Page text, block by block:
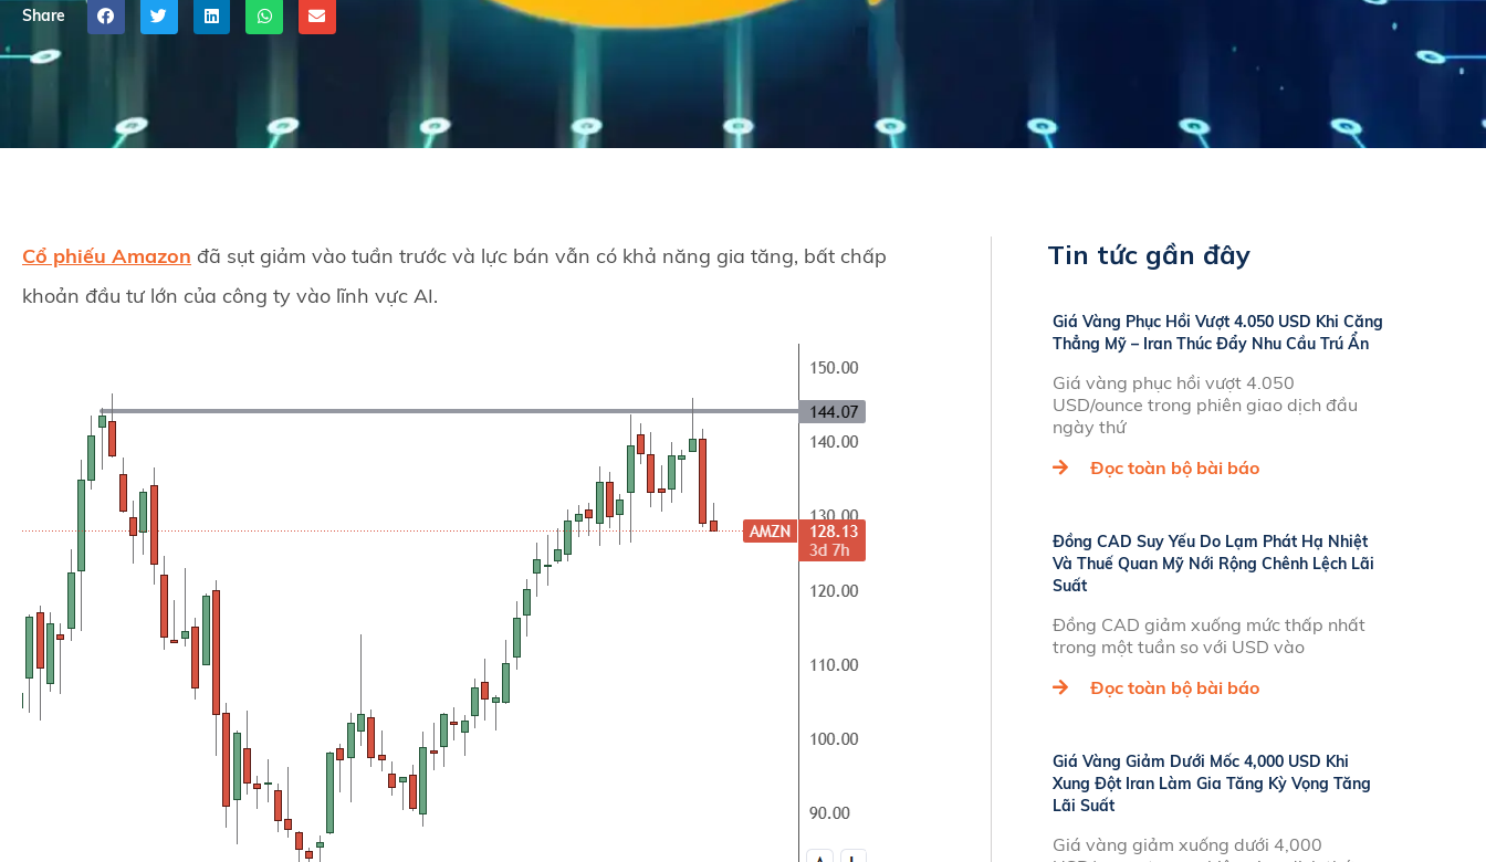
Share
Cổ phiếu Amazon đã sụt giảm vào tuần trước và lực bán vẫn có khả năng gia tăng, bất chấp
khoản đầu tư lớn của công ty vào lĩnh vực AI.
Tin tức gần đây
Giá Vàng Phục Hồi Vượt 4.050 USD Khi Căng
Thẳng Mỹ – Iran Thúc Đẩy Nhu Cầu Trú Ẩn
Giá vàng phục hồi vượt 4.050
USD/ounce trong phiên giao dịch đầu
ngày thứ
Đọc toàn bộ bài báo
Đồng CAD Suy Yếu Do Lạm Phát Hạ Nhiệt
Và Thuế Quan Mỹ Nới Rộng Chênh Lệch Lãi
Suất
Đồng CAD giảm xuống mức thấp nhất
trong một tuần so với USD vào
Đọc toàn bộ bài báo
Giá Vàng Giảm Dưới Mốc 4,000 USD Khi
Xung Đột Iran Làm Gia Tăng Kỳ Vọng Tăng
Lãi Suất
Giá vàng giảm xuống dưới 4,000